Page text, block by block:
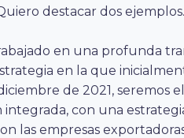
destacar dos ejemplos.
en una profunda
en la que
de 2021, seremos
con una
las empresas